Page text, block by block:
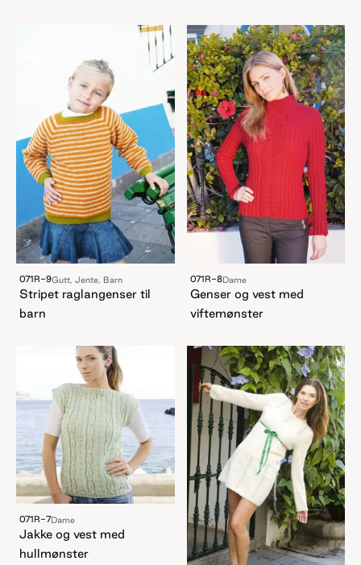
071R-9Gutt, Jente, Barn
Stripet raglangenser til
barn
071R-8Dame
Genser og vest med
viftemønster
071R-7Dame
Jakke og vest med
hullmønster